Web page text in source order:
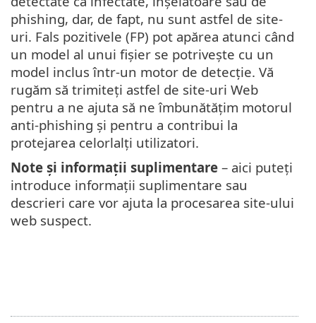
phishing, dar, de fapt, nu sunt astfel de site-
uri. Fals pozitivele (FP) pot apărea atunci când
un model al unui fișier se potrivește cu un
model inclus într-un motor de detecție. Vă
rugăm să trimiteți astfel de site-uri Web
pentru a ne ajuta să ne îmbunătățim motorul
anti-phishing și pentru a contribui la
protejarea celorlalți utilizatori.
Note și informații suplimentare – aici puteți
introduce informații suplimentare sau
descrieri care vor ajuta la procesarea site-ului
web suspect.